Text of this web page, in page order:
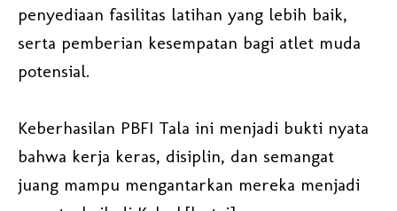
penyediaan fasilitas latihan yang lebih baik,
serta pemberian kesempatan bagi atlet muda
potensial.
Keberhasilan PBFI Tala ini menjadi bukti nyata
bahwa kerja keras, disiplin, dan semangat
juang mampu mengantarkan mereka menjadi